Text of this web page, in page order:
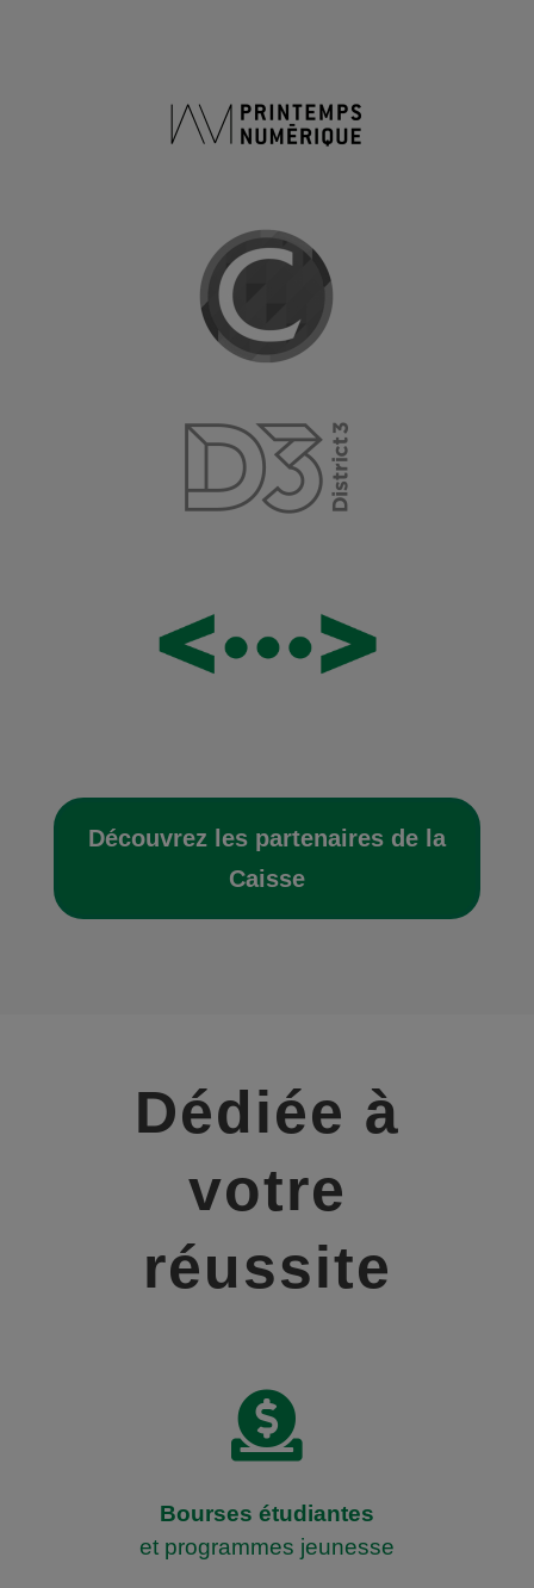
Découvrez les partenaires de la
Caisse
Dédiée à
votre
réussite

Bourses étudiantes
et programmes jeunesse